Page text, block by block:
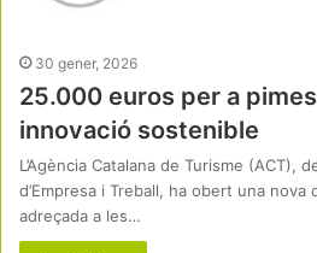
30 gener, 2026
25.000 euros per a
innovació sostenible
L’Agència Catalana de Turisme (ACT),
d’Empresa i Treball, ha obert una nova
adreçada a les…